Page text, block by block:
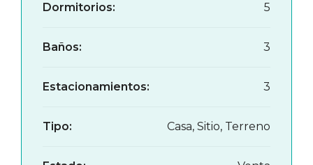
Dormitorios: 5
Baños: 3
Estacionamientos: 3
Tipo: Casa, Sitio, Terreno